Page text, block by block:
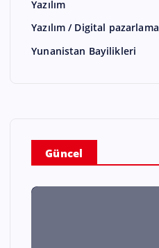
Yazılım
Yazılım / Digital pazarlama
Yunanistan Bayilikleri
Güncel